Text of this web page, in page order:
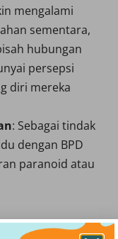
mengalami
sementara,
hubungan
persepsi
diri mereka
: Sebagai tindak
dengan BPD
paranoid atau